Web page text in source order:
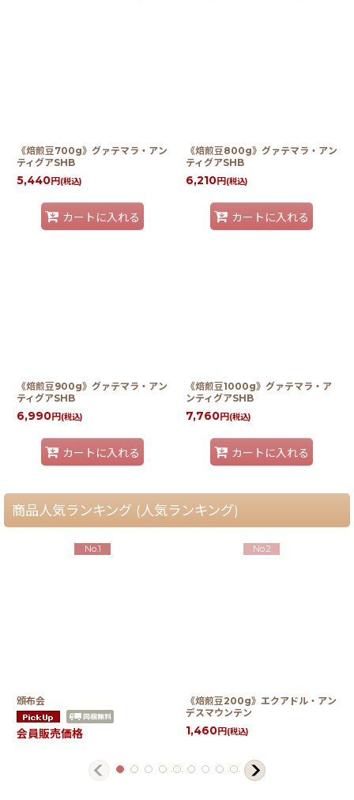
《焙煎豆700g》グァテマラ・アン
ティグアSHB
5,440円 (税込)
カートに入れる
《焙煎豆800g》グァテマラ・アン
ティグアSHB
6,210円 (税込)
カートに入れる
《焙煎豆900g》グァテマラ・アン
ティグアSHB
6,990円 (税込)
カートに入れる
《焙煎豆1000g》グァテマラ・ア
ンティグアSHB
7,760円 (税込)
カートに入れる
商品人気ランキング (人気ランキング)
No.1
頒布会
会員販売価格
No.2
《焙煎豆200g》エクアドル・アン
デスマウンテン
1,460円 (税込)